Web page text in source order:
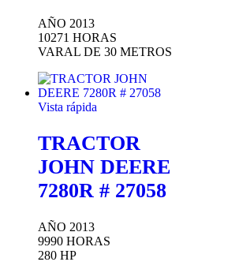
AÑO 2013
10271 HORAS
VARAL DE 30 METROS
Vista rápida
TRACTOR
JOHN DEERE
7280R # 27058
AÑO 2013
9990 HORAS
280 HP